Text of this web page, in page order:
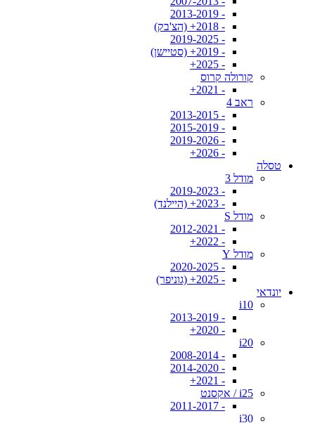
- 2013-2019
- 2018+ (הצ'בק)
- 2019-2025
- 2019+ (סטיישן)
- 2025+
קורולה קרוס
- 2021+
ראב 4
- 2013-2015
- 2015-2019
- 2019-2026
- 2026+
טסלה
מודל 3
- 2019-2023
- 2023+ (היילנד)
מודל S
- 2012-2021
- 2022+
מודל Y
- 2020-2025
- 2025+ (גוניפר)
יונדאי
i10
- 2013-2019
- 2020+
i20
- 2008-2014
- 2014-2020
- 2021+
i25 / אקסנט
- 2011-2017
i30